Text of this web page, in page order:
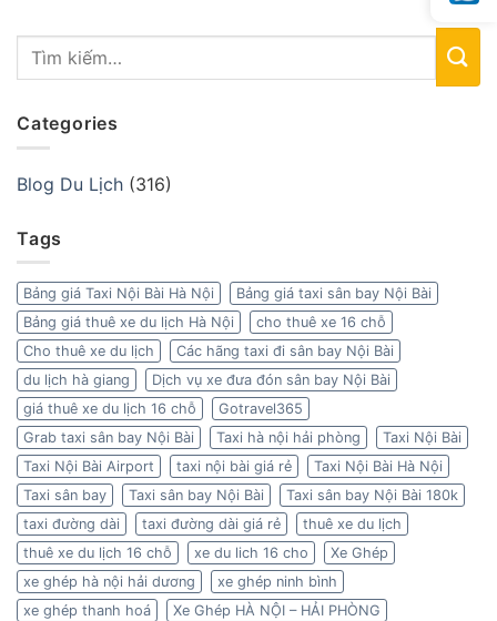
Categories
Blog Du Lịch (316)
Tags
Bảng giá Taxi Nội Bài Hà Nội
Bảng giá taxi sân bay Nội Bài
Bảng giá thuê xe du lịch Hà Nội
cho thuê xe 16 chỗ
Cho thuê xe du lịch
Các hãng taxi đi sân bay Nội Bài
du lịch hà giang
Dịch vụ xe đưa đón sân bay Nội Bài
giá thuê xe du lịch 16 chỗ
Gotravel365
Grab taxi sân bay Nội Bài
Taxi hà nội hải phòng
Taxi Nội Bài
Taxi Nội Bài Airport
taxi nội bài giá rẻ
Taxi Nội Bài Hà Nội
Taxi sân bay
Taxi sân bay Nội Bài
Taxi sân bay Nội Bài 180k
taxi đường dài
taxi đường dài giá rẻ
thuê xe du lịch
thuê xe du lịch 16 chỗ
xe du lich 16 cho
Xe Ghép
xe ghép hà nội hải dương
xe ghép ninh bình
xe ghép thanh hoá
Xe Ghép HÀ NỘI – HẢI PHÒNG